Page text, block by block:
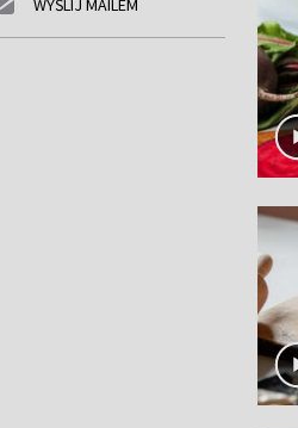
WYŚLIJ MAILEM